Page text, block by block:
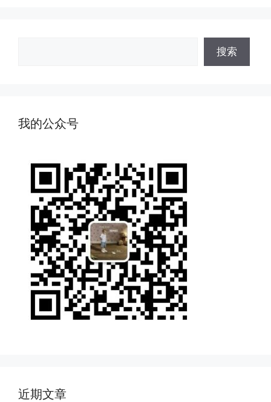
搜索
我的公众号
近期文章